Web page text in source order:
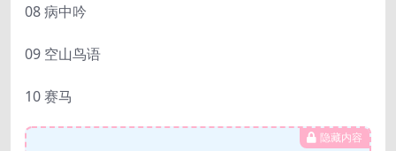
08 病中吟
09 空山鸟语
10 赛马
隐藏内容